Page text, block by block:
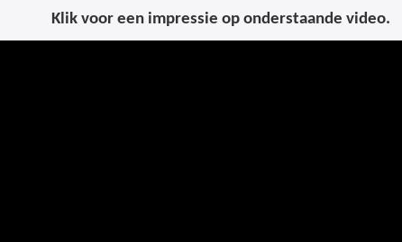
Klik voor een impressie op onderstaande video.